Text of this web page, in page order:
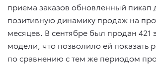
приема заказов обновленный пикап
позитивную динамику продаж на
месяцев. В сентябре был продан 421
модели, что позволило ей показать
по сравнению с тем же периодом